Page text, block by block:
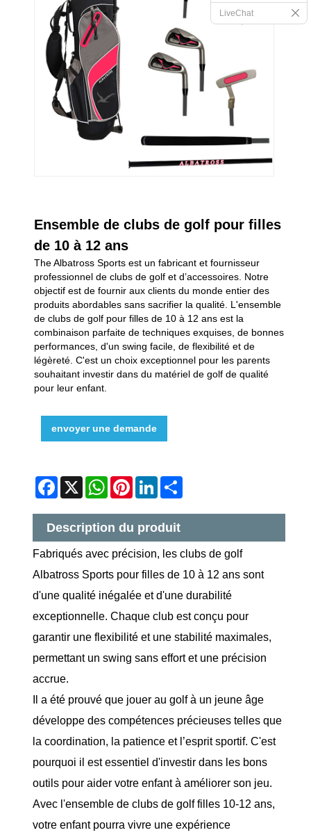
Ensemble de clubs de golf pour filles
de 10 à 12 ans
The Albatross Sports est un fabricant et fournisseur
professionnel de clubs de golf et d’accessoires. Notre
objectif est de fournir aux clients du monde entier des
produits abordables sans sacrifier la qualité. L'ensemble
de clubs de golf pour filles de 10 à 12 ans est la
combinaison parfaite de techniques exquises, de bonnes
performances, d'un swing facile, de flexibilité et de
légèreté. C'est un choix exceptionnel pour les parents
souhaitant investir dans du matériel de golf de qualité
pour leur enfant.
envoyer une demande
Facebook
X WhatsApp
Pinterest
LinkedIn
Description du produit
Fabriqués avec précision, les clubs de golf
Albatross Sports pour filles de 10 à 12 ans sont
d'une qualité inégalée et d'une durabilité
exceptionnelle. Chaque club est conçu pour
garantir une flexibilité et une stabilité maximales,
permettant un swing sans effort et une précision
accrue.
Il a été prouvé que jouer au golf à un jeune âge
développe des compétences précieuses telles que
la coordination, la patience et l’esprit sportif. C'est
pourquoi il est essentiel d'investir dans les bons
outils pour aider votre enfant à améliorer son jeu.
Avec l'ensemble de clubs de golf filles 10-12 ans,
votre enfant pourra vivre une expérience
LiveChat